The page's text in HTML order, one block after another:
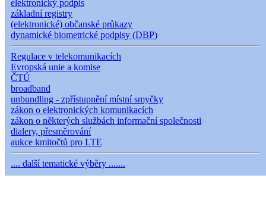
elektronický podpis
základní registry
(elektronické) občanské průkazy
dynamické biometrické podpisy (DBP)
Regulace v telekomunikacích
Evropská unie a komise
ČTÚ
broadband
unbundling - zpřístupnění místní smyčky
zákon o elektronických komunikacích
zákon o některých službách informační společnosti
dialery, přesměrování
aukce kmitočtů pro LTE
.... další tematické výběry .......